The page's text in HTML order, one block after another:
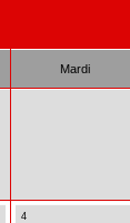
Mardi
4